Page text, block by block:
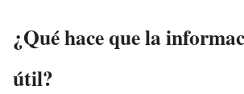
¿Qué hace que la
útil?